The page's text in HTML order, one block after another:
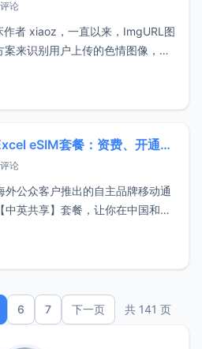
论
者 xiaoz，一直以来，ImgURL图
来识别用户上传的色情图像，不
时，且识别准确度一般，最近正
替代方案。市面上找
国内可漫游上网的CTExcel eSIM套餐：资费、开通与使用全指南
论
公众客户推出的自主品牌移动通
英共享】套餐，让你在中国和英
篇文章博主将介绍CTExcel套餐
。适用场景英国、欧洲留学使用跨
6 7 下一页 共 141 页